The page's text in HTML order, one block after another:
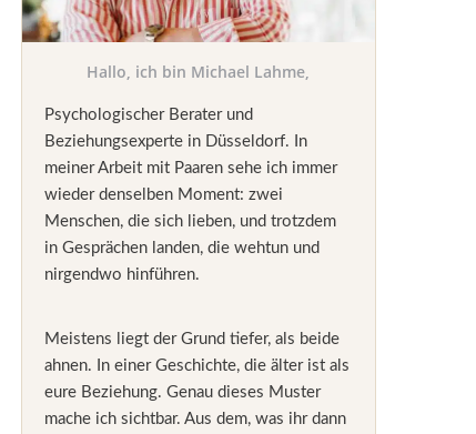
Hallo, ich bin Michael Lahme,
Psychologischer Berater und
Beziehungsexperte in Düsseldorf. In
meiner Arbeit mit Paaren sehe ich immer
wieder denselben Moment: zwei
Menschen, die sich lieben, und trotzdem
in Gesprächen landen, die wehtun und
nirgendwo hinführen.
Meistens liegt der Grund tiefer, als beide
ahnen. In einer Geschichte, die älter ist als
eure Beziehung. Genau dieses Muster
mache ich sichtbar. Aus dem, was ihr dann